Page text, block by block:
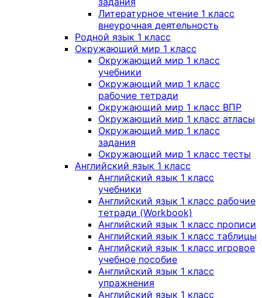
Литературное чтение 1 класс
внеурочная деятельность
Родной язык 1 класс
Окружающий мир 1 класс
Окружающий мир 1 класс
учебники
Окружающий мир 1 класс
рабочие тетради
Окружающий мир 1 класс ВПР
Окружающий мир 1 класс атласы
Окружающий мир 1 класс
задания
Окружающий мир 1 класс тесты
Английский язык 1 класс
Английский язык 1 класс
учебники
Английский язык 1 класс рабочие
тетради (Workbook)
Английский язык 1 класс прописи
Английский язык 1 класс таблицы
Английский язык 1 класс игровое
учебное пособие
Английский язык 1 класс
упражнения
Английский язык 1 класс